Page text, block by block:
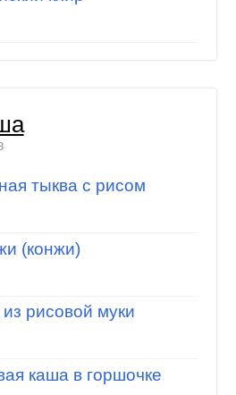
тыква с рисом
(конжи)
рисовой муки
каша в горшочке